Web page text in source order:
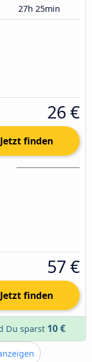
27h 25min
26 €
Jetzt finden
57 €
Jetzt finden
Du sparst 10 €